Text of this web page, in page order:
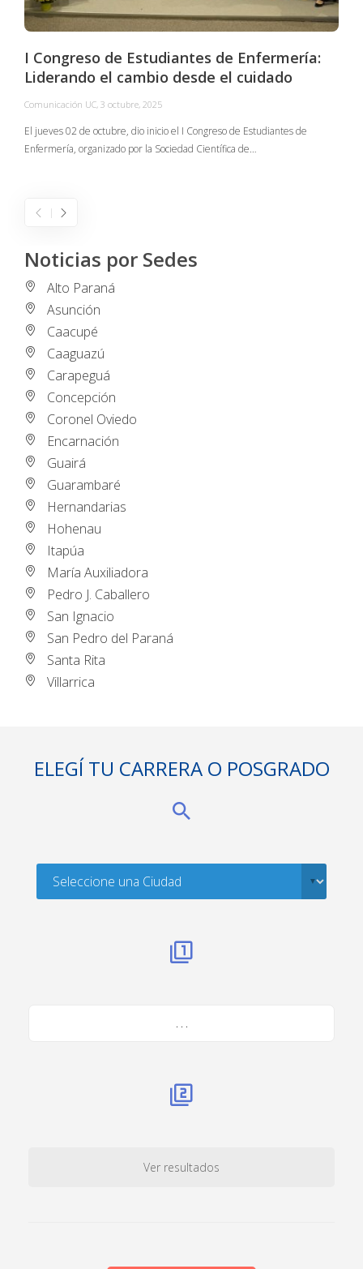
I Congreso de Estudiantes de Enfermería:
Liderando el cambio desde el cuidado
Comunicación UC, 3 octubre, 2025
El jueves 02 de octubre, dio inicio el I Congreso de Estudiantes de
Enfermería, organizado por la Sociedad Científica de…
Noticias por Sedes
Alto Paraná
Asunción
Caacupé
Caaguazú
Carapeguá
Concepción
Coronel Oviedo
Encarnación
Guairá
Guarambaré
Hernandarias
Hohenau
Itapúa
María Auxiliadora
Pedro J. Caballero
San Ignacio
San Pedro del Paraná
Santa Rita
Villarrica
ELEGÍ TU CARRERA O POSGRADO
. . .
Ver resultados